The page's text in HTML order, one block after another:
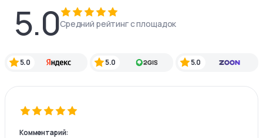
5.0Средний рейтинг с площадок
5.0 5.0 5.0
Комментарий: